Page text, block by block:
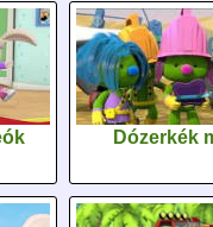
Dózerkék